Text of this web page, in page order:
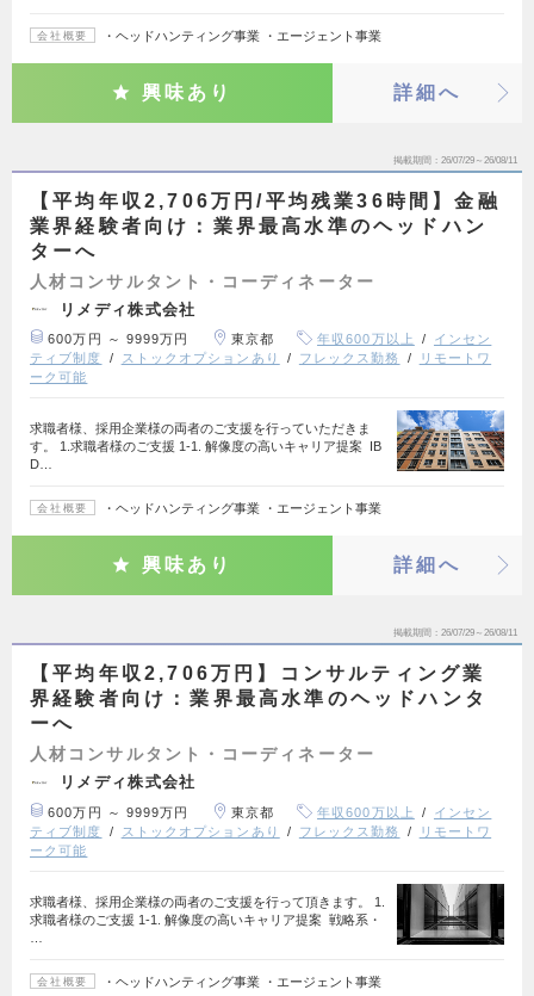
会社概要 ・ヘッドハンティング事業 ・エージェント事業
興味あり 詳細へ
掲載期間 26/07/29～26/08/11
【平均年収2,706万円/平均残業36時間】金融
業界経験者向け：業界最高水準のヘッドハン
ターへ
人材コンサルタント・コーディネーター
リメディ株式会社
600万円 ～ 9999万円 東京都 年収600万以上
インセン
ティブ制度
ストックオプションあり フレックス勤務
リモートワ
ーク可能
求職者様、採用企業様の両者のご支援を行っていただきま
す。 1.求職者様のご支援 1-1. 解像度の高いキャリア提案 IB
D…
会社概要 ・ヘッドハンティング事業 ・エージェント事業
興味あり 詳細へ
掲載期間 26/07/29～26/08/11
【平均年収2,706万円】コンサルティング業
界経験者向け：業界最高水準のヘッドハンタ
ーへ
人材コンサルタント・コーディネーター
リメディ株式会社
600万円 ～ 9999万円 東京都 年収600万以上
インセン
ティブ制度
ストックオプションあり フレックス勤務
リモートワ
ーク可能
求職者様、採用企業様の両者のご支援を行って頂きます。 1.
求職者様のご支援 1-1. 解像度の高いキャリア提案 戦略系・
会社概要 ・ヘッドハンティング事業 ・エージェント事業